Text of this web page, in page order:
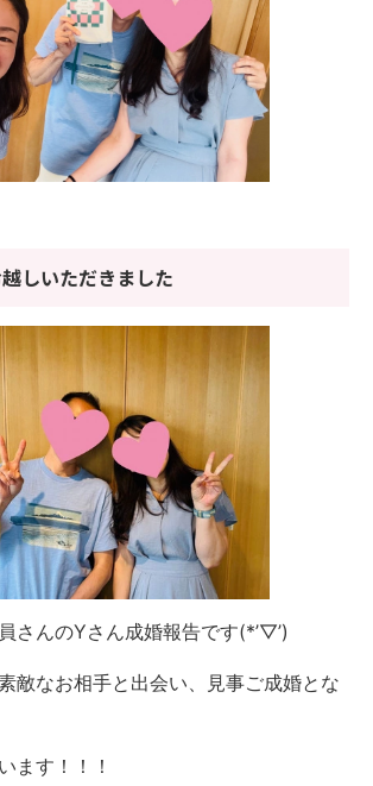
しいただきました
さんのYさん成婚報告です(*’▽’)
敵なお相手と出会い、見事ご成婚とな
ます！！！